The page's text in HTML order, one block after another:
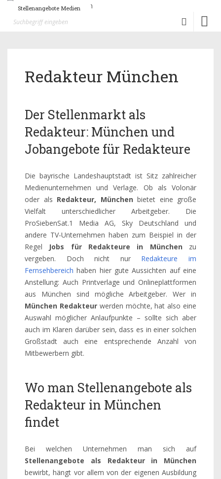
Stellenangebote Medien
Redakteur München
Der Stellenmarkt als
Redakteur: München und
Jobangebote für Redakteure
Die bayrische Landeshauptstadt ist Sitz zahlreicher
Medienunternehmen und Verlage. Ob als Volonär
oder als Redakteur, München bietet eine große
Vielfalt unterschiedlicher Arbeitgeber. Die
ProSiebenSat.1 Media AG, Sky Deutschland und
andere TV-Unternehmen haben zum Beispiel in der
Regel Jobs für Redakteure in München zu
vergeben. Doch nicht nur Redakteure im
Fernsehbereich haben hier gute Aussichten auf eine
Anstellung: Auch Printverlage und Onlineplattformen
aus München sind mögliche Arbeitgeber. Wer in
München Redakteurwerden möchte, hat also eine
Auswahl möglicher Anlaufpunkte – sollte sich aber
auch im Klaren darüber sein, dass es in einer solchen
Großstadt auch eine entsprechende Anzahl von
Mitbewerbern gibt.
Wo man Stellenangebote als
Redakteur in München
findet
Bei welchen Unternehmen man sich auf
Stellenangebote als Redakteur in München
bewirbt, hängt vor allem von der eigenen Ausbildung